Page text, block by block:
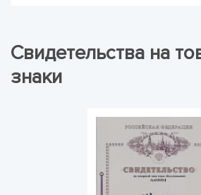
Свидетельства на
знаки